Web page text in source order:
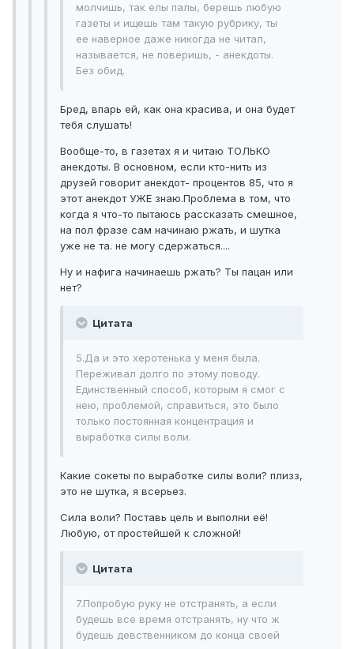
молчишь, так елы палы, берешь любую
газеты и ищешь там такую рубрику, ты
ее наверное даже никогда не читал,
называется, не поверишь, - анекдоты.
Без обид.
Бред, впарь ей, как она красива, и она будет
тебя слушать!
Вообще-то, в газетах я и читаю ТОЛЬКО
анекдоты. В основном, если кто-нить из
друзей говорит анекдот- процентов 85, что я
этот анекдот УЖЕ знаю.Проблема в том, что
когда я что-то пытаюсь рассказать смешное,
на пол фразе сам начинаю ржать, и шутка
уже не та. не могу сдержаться....
Ну и нафига начинаешь ржать? Ты пацан или
нет?
Цитата
5.Да и это херотенька у меня была.
Переживал долго по этому поводу.
Единственный способ, которым я смог с
нею, проблемой, справиться, это было
только постоянная концентрация и
выработка силы воли.
Какие сокеты по выработке силы воли? плизз,
это не шутка, я всерьез.
Сила воли? Поставь цель и выполни её!
Любую, от простейшей к сложной!
Цитата
7.Попробую руку не отстранять, а если
будешь все время отстранять, ну что ж
будешь девственником до конца своей